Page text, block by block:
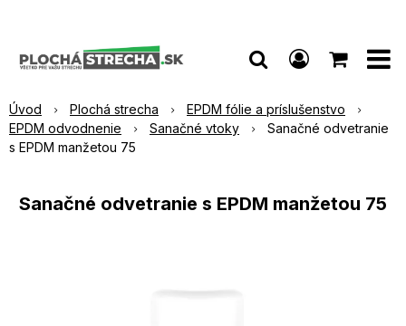
Úvod Plochá strecha
EPDM fólie a príslušenstvo
EPDM odvodnenie
Sanačné vtoky
Sanačné odvetranie
s EPDM manžetou 75
Sanačné odvetranie s EPDM manžetou 75